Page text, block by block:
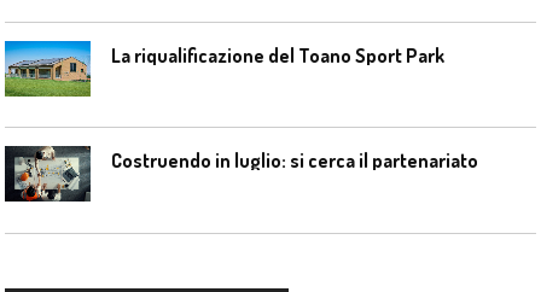
La riqualificazione del Toano Sport Park
Costruendo in luglio: si cerca il partenariato